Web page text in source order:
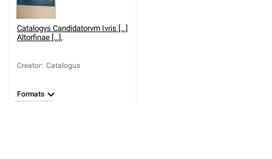
Catalogvs Candidatorvm Ivris [...]
Altorfinae [...].
Creator: Catalogus
Formats